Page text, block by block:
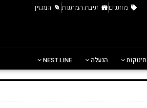
מותגים תיבת המתנות המגזין
תינוקות הנעלה NEST LINE